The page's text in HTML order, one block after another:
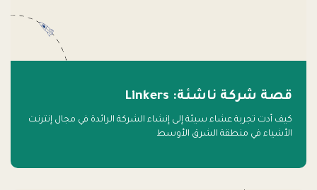
قصة شركة ناشئة: Linkers
كيف أدت تجربة عشاء سيئة إلى إنشاء الشركة الرائدة في مجال إنترنت
الأشياء في منطقة الشرق الأوسط